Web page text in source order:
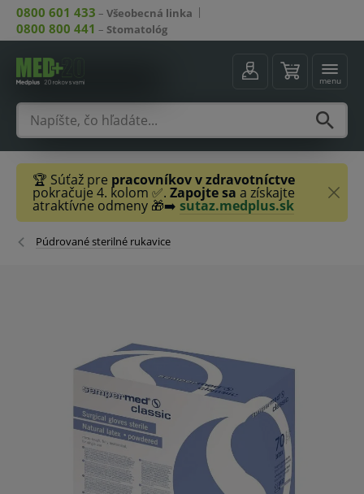
0800 601 433 – Všeobecná linka
0800 800 441 – Stomatológ
menu
🏆 Súťaž pre pracovníkov v zdravotníctve
pokračuje 4. kolom ✅. Zapojte sa a získajte
atraktívne odmeny 🎁➡️ sutaz.medplus.sk
Púdrované sterilné rukavice